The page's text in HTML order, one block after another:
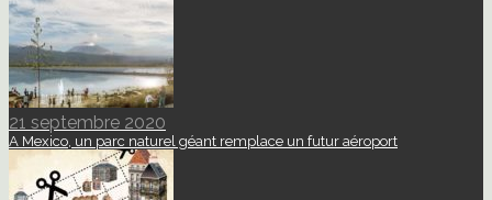
21 septembre 2020
A Mexico, un parc naturel géant remplace un futur aéroport